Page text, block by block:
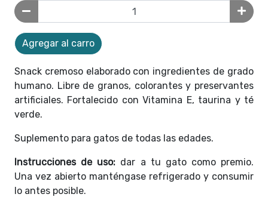
Agregar al carro
Snack cremoso elaborado con ingredientes de grado
humano. Libre de granos, colorantes y preservantes
artificiales. Fortalecido con Vitamina E, taurina y té
verde.
Suplemento para gatos de todas las edades.
Instrucciones de uso: dar a tu gato como premio.
Una vez abierto manténgase refrigerado y consumir
lo antes posible.